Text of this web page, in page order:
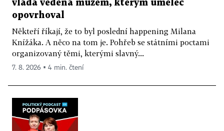
vláda vedená mužem, kterým umělec
opovrhoval
Někteří říkají, že to byl poslední happening Milana
Knížáka. A něco na tom je. Pohřeb se státními poctami
organizovaný těmi, kterými slavný...
7. 8. 2026 ▪ 4 min. čtení